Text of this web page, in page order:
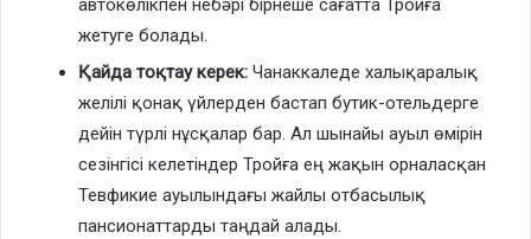
автокөлікпен небәрі бірнеше сағатта Тройға
жетуге болады.
Қайда тоқтау керек: Чанаккаледе халықаралық
желілі қонақ үйлерден бастап бутик-отельдерге
дейін түрлі нұсқалар бар. Ал шынайы ауыл өмірін
сезінгісі келетіндер Тройға ең жақын орналасқан
Тевфикие ауылындағы жайлы отбасылық
пансионаттарды таңдай алады.